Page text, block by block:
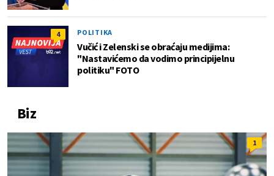
4 POLITIKA
Vučić i Zelenski se obraćaju medijima:
"Nastavićemo da vodimo principijelnu
politiku" FOTO
Biz
1